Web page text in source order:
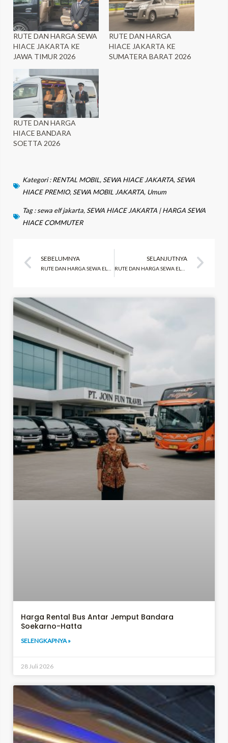
RUTE DAN HARGA SEWA
HIACE JAKARTA KE
JAWA TIMUR 2026
RUTE DAN HARGA
HIACE JAKARTA KE
SUMATERA BARAT 2026
RUTE DAN HARGA
HIACE BANDARA
SOETTA 2026
Kategori :RENTAL MOBIL,SEWA HIACE JAKARTA,SEWA
HIACE PREMIO,SEWA MOBIL JAKARTA, Umum
Tag :sewa elf jakarta,SEWA HIACE JAKARTA | HARGA SEWA
HIACE COMMUTER
Prev
SEBELUMNYA
RUTE DAN HARGA SEWA ELF JAKARTA KE BALI TERBARU 2026
SELANJUTNYA
RUTE DAN HARGA SEWA ELF JAKARTA KE DIENG WONOSOBO 2026
Harga Rental Bus Antar Jemput Bandara
Soekarno-Hatta
SELENGKAPNYA »
28 Juli 2026